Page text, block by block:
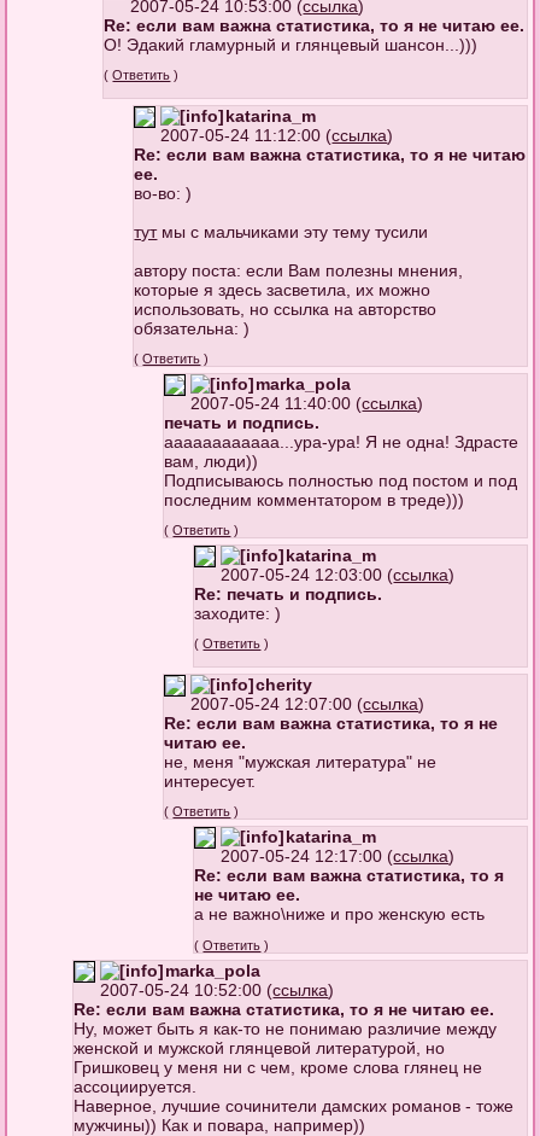
2007-05-24 10:53:00 (ссылка)
Re: если вам важна статистика, то я не читаю ее.
О! Эдакий гламурный и глянцевый шансон...)))
(Ответить )
katarina_m
2007-05-24 11:12:00 (ссылка)
Re: если вам важна статистика, то я не читаю
ее.
во-во: )
тутмы с мальчиками эту тему тусили
автору поста: если Вам полезны мнения,
которые я здесь засветила, их можно
использовать, но ссылка на авторство
обязательна: )
(Ответить )
marka_pola
2007-05-24 11:40:00 (ссылка)
печать и подпись.
аааааааааааа...ура-ура! Я не одна! Здрасте
вам, люди))
Подписываюсь полностью под постом и под
последним комментатором в треде)))
(Ответить )
katarina_m
2007-05-24 12:03:00 (ссылка)
Re: печать и подпись.
заходите: )
(Ответить )
cherity
2007-05-24 12:07:00 (ссылка)
Re: если вам важна статистика, то я не
читаю ее.
не, меня "мужская литература" не
интересует.
(Ответить )
katarina_m
2007-05-24 12:17:00 (ссылка)
Re: если вам важна статистика, то я
не читаю ее.
а не важно\ниже и про женскую есть
(Ответить )
marka_pola
2007-05-24 10:52:00 (ссылка)
Re: если вам важна статистика, то я не читаю ее.
Ну, может быть я как-то не понимаю различие между
женской и мужской глянцевой литературой, но
Гришковец у меня ни с чем, кроме слова глянец не
ассоциируется.
Наверное, лучшие сочинители дамских романов - тоже
мужчины)) Как и повара, например))